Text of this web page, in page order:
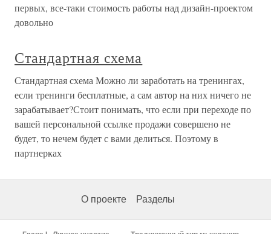
первых, все-таки стоимость работы над дизайн-проектом
довольно
Стандартная схема
Стандартная схема Можно ли заработать на тренингах,
если тренинги бесплатные, а сам автор на них ничего не
зарабатывает?Стоит понимать, что если при переходе по
вашей персональной ссылке продажи совершено не
будет, то нечем будет с вами делиться. Поэтому в
партнерках
О проекте Разделы